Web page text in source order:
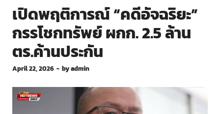
เปิดพฤติการณ์ “คดีอัจฉริยะ”
กรรโชกทรัพย์ ผกก. 2.5 ล้าน
ตร.ค้านประกัน
April 22, 2026 - byadmin